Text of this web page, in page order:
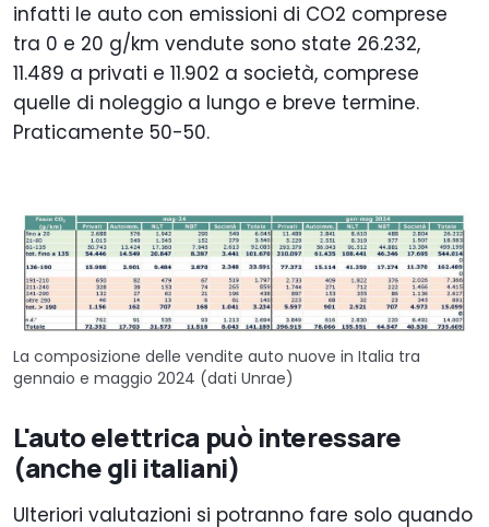
infatti le auto con emissioni di CO2 comprese
tra 0 e 20 g/km vendute sono state 26.232,
11.489 a privati e 11.902 a società, comprese
quelle di noleggio a lungo e breve termine.
Praticamente 50-50.
La composizione delle vendite auto nuove in Italia tra
gennaio e maggio 2024 (dati Unrae)
L'auto elettrica può interessare
(anche gli italiani)
Ulteriori valutazioni si potranno fare solo quando